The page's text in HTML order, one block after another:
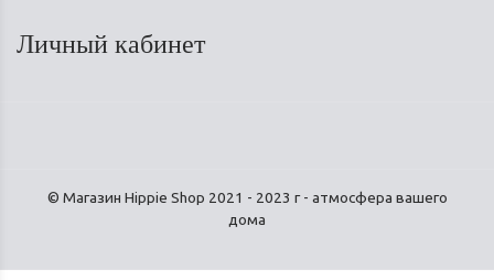
Личный кабинет
© Магазин Hippie Shop 2021 - 2023 г - атмосфера вашего
дома